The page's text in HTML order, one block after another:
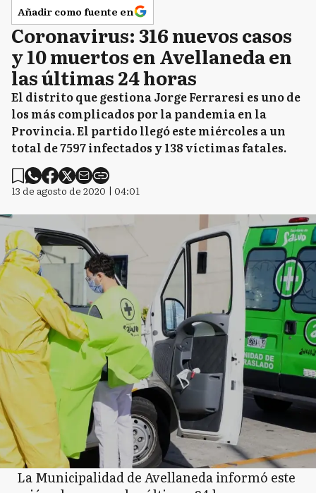
Añadir como fuente en
Coronavirus: 316 nuevos casos
y 10 muertos en Avellaneda en
las últimas 24 horas
El distrito que gestiona Jorge Ferraresi es uno de
los más complicados por la pandemia en la
Provincia. El partido llegó este miércoles a un
total de 7597 infectados y 138 víctimas fatales.
13 de agosto de 2020 | 04:01
La Municipalidad de Avellaneda informó este